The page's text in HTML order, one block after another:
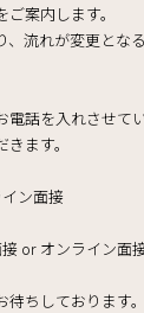
案内します。
流れが変更とな
電話を入れさせて
ます。
ン面接
or オンライン面
ちしております。